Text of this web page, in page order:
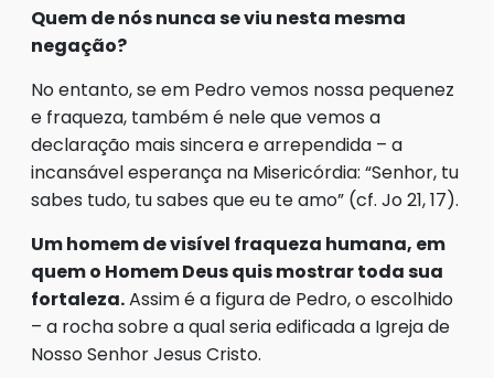
Quem de nós nunca se viu nesta mesma
negação?
No entanto, se em Pedro vemos nossa pequenez
e fraqueza, também é nele que vemos a
declaração mais sincera e arrependida – a
incansável esperança na Misericórdia: “Senhor, tu
sabes tudo, tu sabes que eu te amo” (cf. Jo 21, 17).
Um homem de visível fraqueza humana, em
quem o Homem Deus quis mostrar toda sua
fortaleza.Assim é a figura de Pedro, o escolhido
– a rocha sobre a qual seria edificada a Igreja de
Nosso Senhor Jesus Cristo.